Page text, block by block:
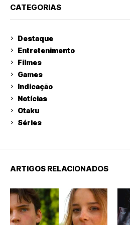
CATEGORIAS
Destaque
Entretenimento
Filmes
Games
Indicação
Notícias
Otaku
Séries
ARTIGOS RELACIONADOS